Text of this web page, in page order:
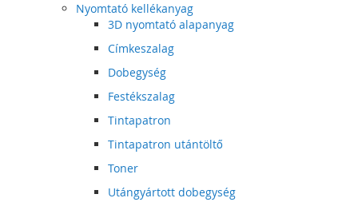
Nyomtató kellékanyag
3D nyomtató alapanyag
Címkeszalag
Dobegység
Festékszalag
Tintapatron
Tintapatron utántöltő
Toner
Utángyártott dobegység